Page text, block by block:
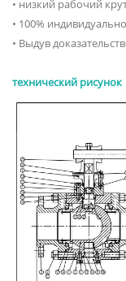
• низкий рабочий
• 100%
• Выдув
технический рисунок